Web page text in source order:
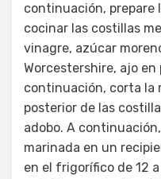
continuación, prepare
cocinar las costillas
vinagre, azúcar
Worcestershire, ajo en
continuación, corta la
posterior de las
adobo. A
marinada en un
en el frigorífico de 12